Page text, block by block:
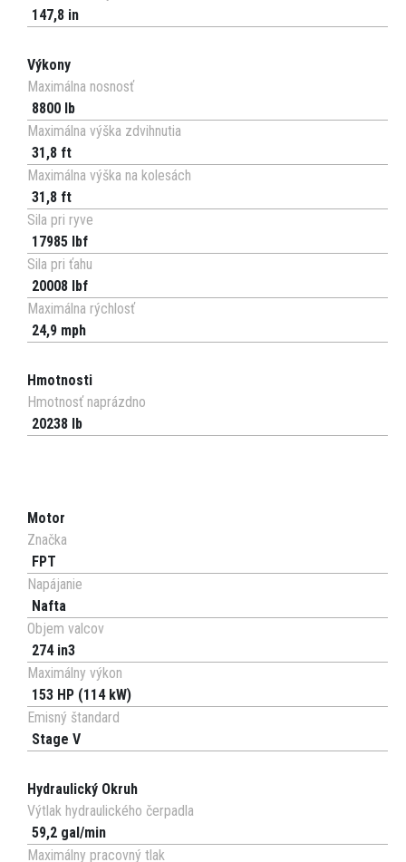
147,8 in
Výkony
Maximálna nosnosť
8800 lb
Maximálna výška zdvihnutia
31,8 ft
Maximálna výška na kolesách
31,8 ft
Sila pri ryve
17985 lbf
Sila pri ťahu
20008 lbf
Maximálna rýchlosť
24,9 mph
Hmotnosti
Hmotnosť naprázdno
20238 lb
Motor
Značka
FPT
Napájanie
Nafta
Objem valcov
274 in3
Maximálny výkon
153 HP (114 kW)
Emisný štandard
Stage V
Hydraulický Okruh
Výtlak hydraulického čerpadla
59,2 gal/min
Maximálny pracovný tlak